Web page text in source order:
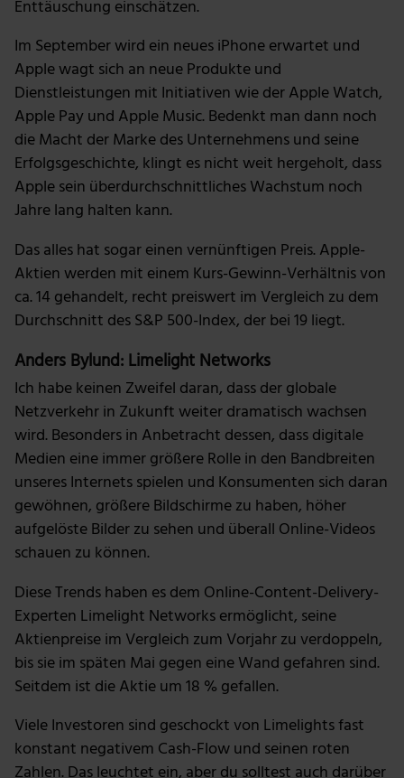
Enttäuschung einschätzen.
Im September wird ein neues iPhone erwartet und
Apple wagt sich an neue Produkte und
Dienstleistungen mit Initiativen wie der Apple Watch,
Apple Pay und Apple Music. Bedenkt man dann noch
die Macht der Marke des Unternehmens und seine
Erfolgsgeschichte, klingt es nicht weit hergeholt, dass
Apple sein überdurchschnittliches Wachstum noch
Jahre lang halten kann.
Das alles hat sogar einen vernünftigen Preis. Apple-
Aktien werden mit einem Kurs-Gewinn-Verhältnis von
ca. 14 gehandelt, recht preiswert im Vergleich zu dem
Durchschnitt des S&P 500-Index, der bei 19 liegt.
Anders Bylund: Limelight Networks
Ich habe keinen Zweifel daran, dass der globale
Netzverkehr in Zukunft weiter dramatisch wachsen
wird. Besonders in Anbetracht dessen, dass digitale
Medien eine immer größere Rolle in den Bandbreiten
unseres Internets spielen und Konsumenten sich daran
gewöhnen, größere Bildschirme zu haben, höher
aufgelöste Bilder zu sehen und überall Online-Videos
schauen zu können.
Diese Trends haben es dem Online-Content-Delivery-
Experten Limelight Networks ermöglicht, seine
Aktienpreise im Vergleich zum Vorjahr zu verdoppeln,
bis sie im späten Mai gegen eine Wand gefahren sind.
Seitdem ist die Aktie um 18 % gefallen.
Viele Investoren sind geschockt von Limelights fast
konstant negativem Cash-Flow und seinen roten